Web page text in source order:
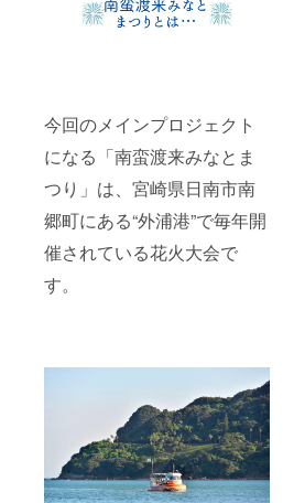
今回のメインプロジェクト
になる「南蛮渡来みなとま
つり」は、宮崎県日南市南
郷町にある“外浦港”で毎年開
催されている花火大会で
す。